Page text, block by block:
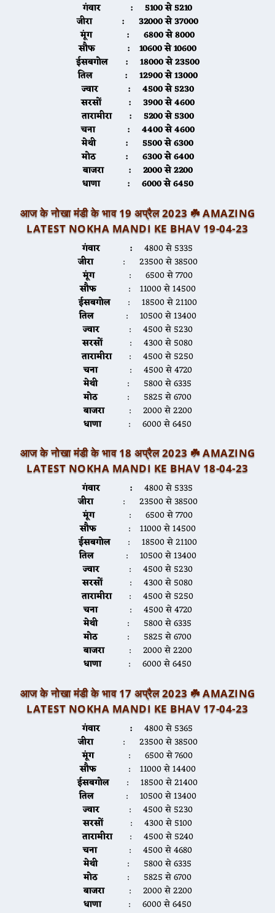
गंवार :
5100 से 5210
जीरा: 32000 से 37000
मूंग: 6800 से 8000
सौफ: 10600 से 10600
ईसबगोल: 18000 से 23500
तिल: 12900 से 13000
ज्वार: 4500 से 5230
सरसों: 3900 से 4600
तारामीरा: 5200 से 5300
चना: 4400 से 4600
मेथी: 5500 से 6300
मोठ
: 6300 से 6400
बाजरा: 2000 से 2200
धाणा: 6000 से 6450
आज के नोखा मंडी के भाव 19 अप्रैल 2023 ☘️AMAZING
LATEST NOKHA MANDI KE BHAV 19-04-23
गंवार :
4800 से 5335
जीरा: 23500 से 38500
मूंग: 6500 से 7700
सौफ: 11000 से 14500
ईसबगोल: 18500 से 21100
तिल: 10500 से 13400
ज्वार: 4500 से 5230
सरसों: 4300 से 5080
तारामीरा: 4500 से 5250
चना: 4500 से 4720
मेथी: 5800 से 6335
मोठ
: 5825 से 6700
बाजरा: 2000 से 2200
धाणा: 6000 से 6450
आज के नोखा मंडी के भाव 18 अप्रैल 2023 ☘️AMAZING
LATEST NOKHA MANDI KE BHAV 18-04-23
गंवार :
4800 से 5335
जीरा: 23500 से 38500
मूंग: 6500 से 7700
सौफ: 11000 से 14500
ईसबगोल: 18500 से 21100
तिल: 10500 से 13400
ज्वार: 4500 से 5230
सरसों: 4300 से 5080
तारामीरा: 4500 से 5250
चना: 4500 से 4720
मेथी: 5800 से 6335
मोठ
: 5825 से 6700
बाजरा: 2000 से 2200
धाणा: 6000 से 6450
आज के नोखा मंडी के भाव 17 अप्रैल 2023 ☘️AMAZING
LATEST NOKHA MANDI KE BHAV 17-04-23
गंवार :
4800 से 5365
जीरा: 23500 से 38500
मूंग: 6500 से 7600
सौफ: 11000 से 14400
ईसबगोल: 18500 से 21400
तिल: 10500 से 13400
ज्वार: 4500 से 5230
सरसों: 4300 से 5100
तारामीरा: 4500 से 5240
चना: 4500 से 4680
मेथी: 5800 से 6335
मोठ
: 5825 से 6700
बाजरा: 2000 से 2200
धाणा: 6000 से 6450